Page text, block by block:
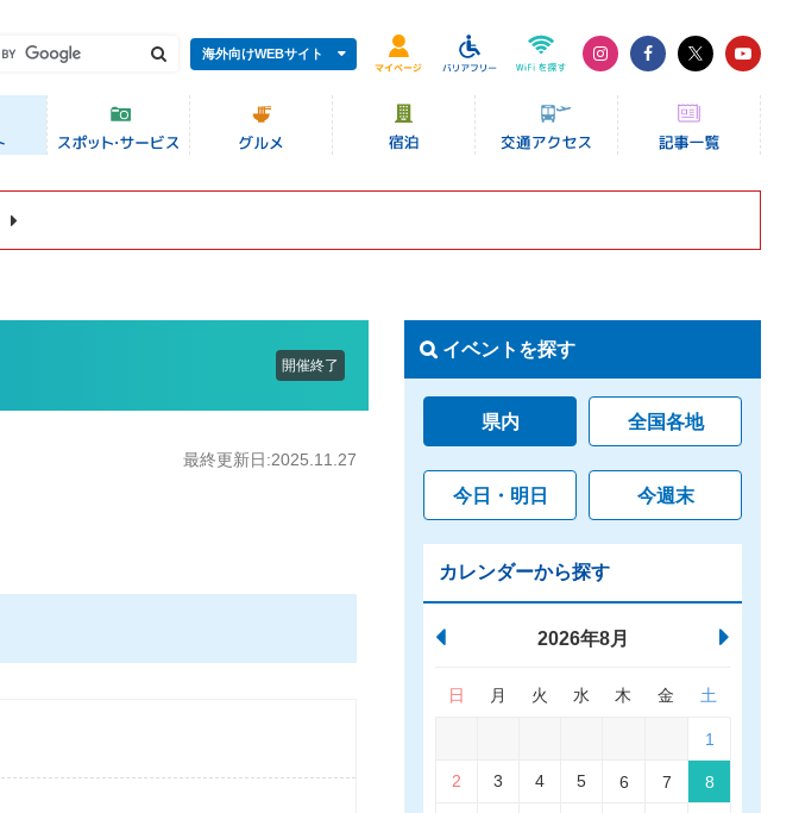
海外向けWEBサイト
開催終了
最終更新日:2025.11.27
イベントを探す
県内 全国各地
今日・明日 今週末
カレンダーから探す
2026年8月
日 月 火 水 木 金 土
1
2 3 4 5 6 7 8